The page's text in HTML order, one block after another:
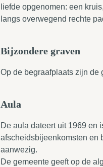
liefde opgenomen: een
langs overwegend rechte
Bijzondere graven
Op de begraafplaats zijn de
Aula
De aula dateert uit 1969 en
afscheidsbijeenkomsten en
aanwezig.
De gemeente geeft op de